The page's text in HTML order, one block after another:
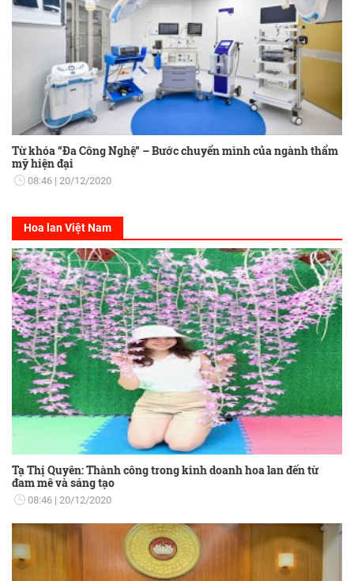
Từ khóa “Đa Công Nghệ” – Bước chuyển mình của ngành thẩm
mỹ hiện đại
08:46 20/12/2020
Hoa lan Việt Nam
Tạ Thị Quyên: Thành công trong kinh doanh hoa lan đến từ
đam mê và sáng tạo
08:46 20/12/2020